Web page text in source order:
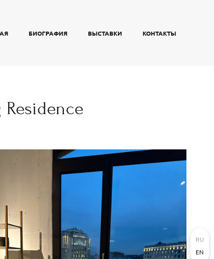
БИОГРАФИЯ ВЫСТАВКИ КОНТАКТЫ
RU
EN